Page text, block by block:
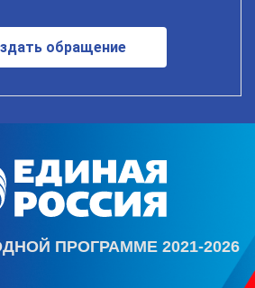
обращение
ПРОГРАММЕ 2021-2026